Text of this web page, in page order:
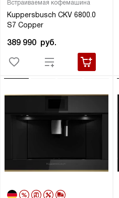
Встраиваемая кофемашина
Kuppersbusch CKV 6800.0
S7 Copper
389 990 руб.